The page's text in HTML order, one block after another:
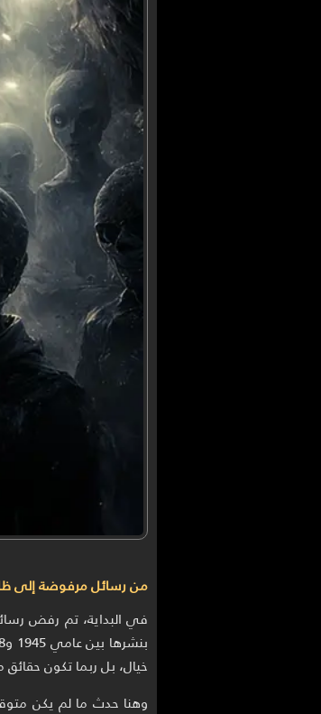
من رسائل مرفوضة إلى
في البداية، تم رفض
خيال، بل ربما تكون حقائق
وهنا حدث ما لم يكن